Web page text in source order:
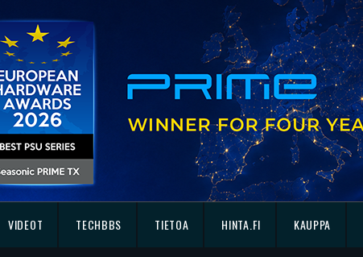
VIDEOT TECHBBS TIETOA HINTA.FI KAUPPA